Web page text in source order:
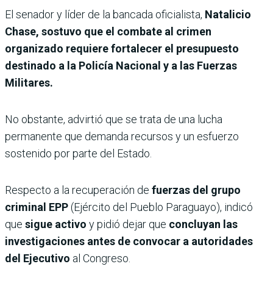
El senador y líder de la bancada oficialista, Natalicio
Chase, sostuvo que el combate al crimen
organizado requiere fortalecer el presupuesto
destinado a la Policía Nacional y a las Fuerzas
Militares.
No obstante, advirtió que se trata de una lucha
permanente que demanda recursos y un esfuerzo
sostenido por parte del Estado.
Respecto a la recuperación de fuerzas del grupo
criminal EPP(Ejército del Pueblo Paraguayo), indicó
que sigue activo y pidió dejar que concluyan las
investigaciones antes de convocar a autoridades
del Ejecutivo al Congreso.